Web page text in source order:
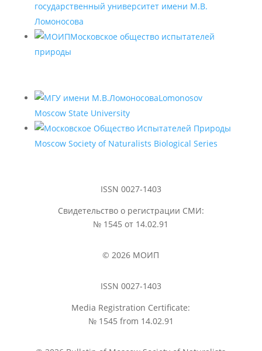
государственный университет имени М.В.
Ломоносова
Московское общество испытателей
природы
Lomonosov
Moscow State University
Moscow Society of Naturalists Biological Series
ISSN 0027-1403
Свидетельство о регистрации СМИ:
№ 1545 от 14.02.91
© 2026 МОИП
ISSN 0027-1403
Media Registration Certificate:
№ 1545 from 14.02.91